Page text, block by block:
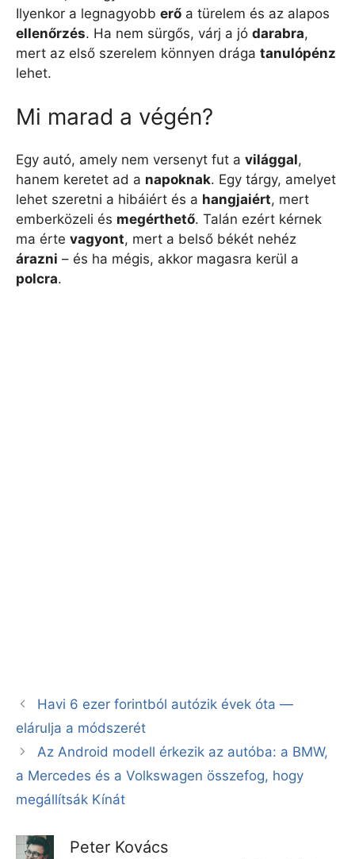
Ilyenkor a legnagyobb erő a türelem és az alapos
ellenőrzés. Ha nem sürgős, várj a jó darabra,
mert az első szerelem könnyen drága tanulópénz
lehet.
Mi marad a végén?
Egy autó, amely nem versenyt fut a világgal,
hanem keretet ad a napoknak. Egy tárgy, amelyet
lehet szeretni a hibáiért és a hangjaiért, mert
emberközeli és megérthető. Talán ezért kérnek
ma érte vagyont, mert a belső békét nehéz
árazni – és ha mégis, akkor magasra kerül a
polcra.
Havi 6 ezer forintból autózik évek óta —
elárulja a módszerét
Az Android modell érkezik az autóba: a BMW,
a Mercedes és a Volkswagen összefog, hogy
megállítsák Kínát
Peter Kovács